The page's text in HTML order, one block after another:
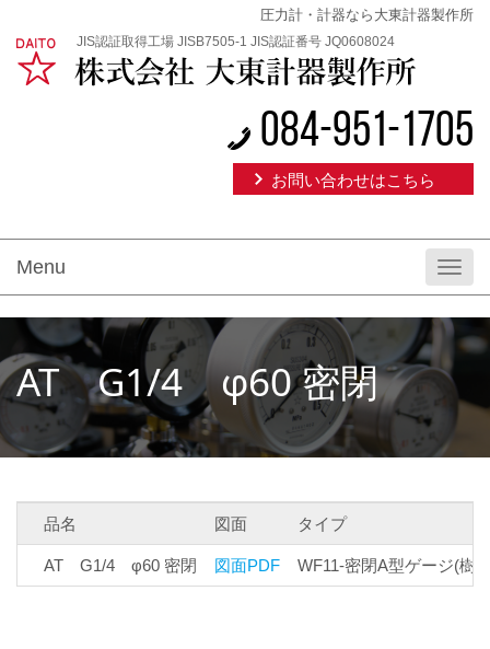
圧力計・計器なら大東計器製作所
JIS認証取得工場 JISB7505-1 JIS認証番号 JQ0608024
084-951-1705
お問い合わせはこちら
Menu
AT G1/4 φ60 密閉
品名 図面 タイプ
AT G1/4 φ60 密閉 図面PDF WF11-密閉A型ゲージ(樹